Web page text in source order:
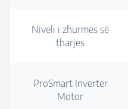
Niveli i zhurmës së
tharjes
ProSmart Inverter
Motor